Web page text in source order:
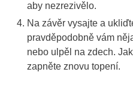
aby nezrezivělo.
Na závěr vysajte a
pravděpodobně vám
nebo ulpěl na zdech.
zapněte znovu topení.